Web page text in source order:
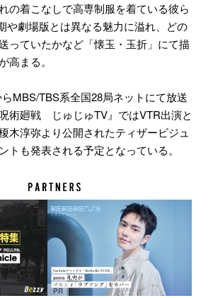
の着こなしで高専制服を着ている彼ら
や劇場版とは異なる魅力に溢れ、どの
っていたかなど「懐玉・玉折」にて描
高まる。
MBS/TBS系全国28局ネットにて放送
術廻戦 じゅじゅTV』ではVTR出演と
木淳弥より公開されたティザービジュ
トも発表される予定となっている。
PR